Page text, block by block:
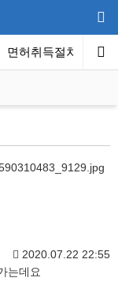
면허취득절차 자
2020.07.22 22:55
는데요